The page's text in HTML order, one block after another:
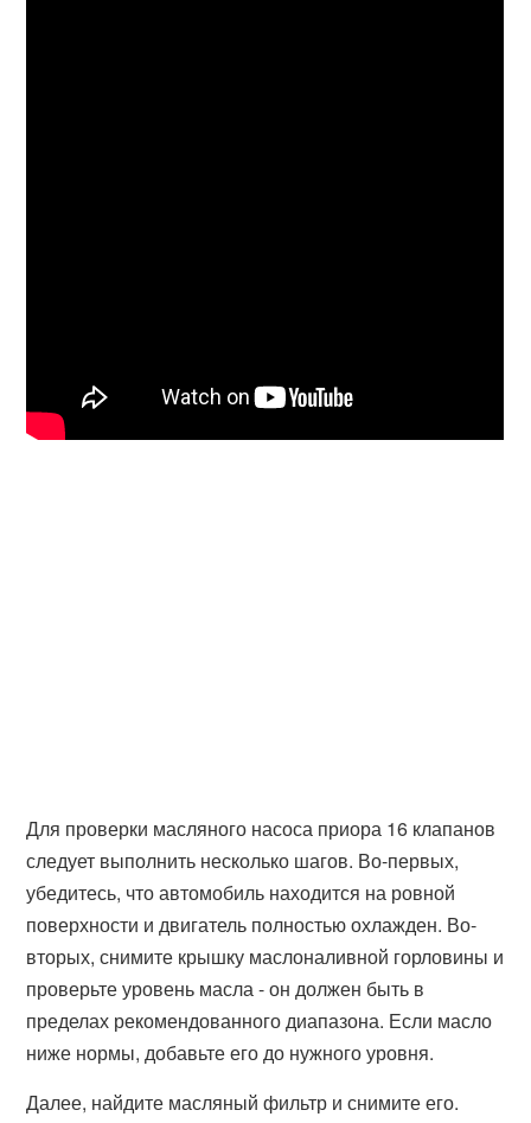
Для проверки масляного насоса приора 16 клапанов
следует выполнить несколько шагов. Во-первых,
убедитесь, что автомобиль находится на ровной
поверхности и двигатель полностью охлажден. Во-
вторых, снимите крышку маслоналивной горловины и
проверьте уровень масла - он должен быть в
пределах рекомендованного диапазона. Если масло
ниже нормы, добавьте его до нужного уровня.
Далее, найдите масляный фильтр и снимите его.